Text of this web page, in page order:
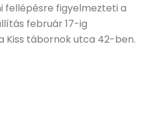
fellépésre figyelmezteti a
február 17-ig
Kiss tábornok utca 42-ben.